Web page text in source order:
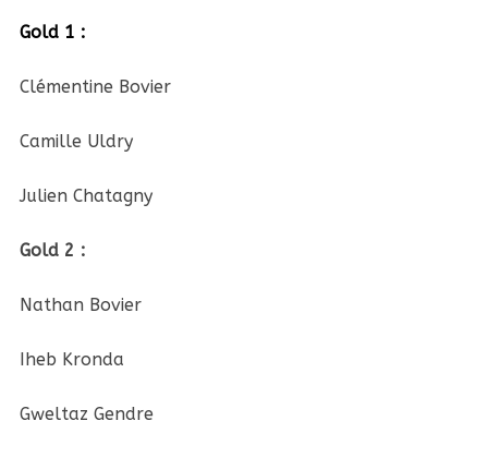
Gold 1 :
Clémentine Bovier
Camille Uldry
Julien Chatagny
Gold 2 :
Nathan Bovier
Iheb Kronda
Gweltaz Gendre